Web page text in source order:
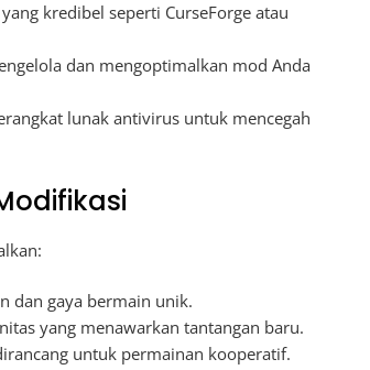
kredibel seperti CurseForge atau
dan mengoptimalkan mod Anda
lunak antivirus untuk mencegah
dan gaya bermain unik.
yang menawarkan tantangan baru.
untuk permainan kooperatif.